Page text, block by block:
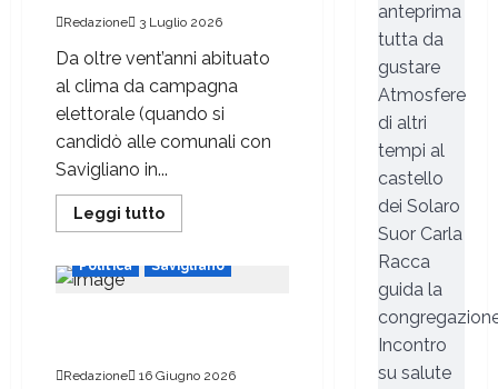
Redazione 3 Luglio 2026
Da oltre vent’anni abituato
al clima da campagna
elettorale (quando si
candidò alle comunali con
Savigliano in...
Leggi tutto
Politica Savigliano
Redazione 16 Giugno 2026
anteprima
tutta da
gustare
Atmosfere
di altri
tempi al
castello
dei Solaro
Suor Carla
Racca
guida la
Incontro
su salute